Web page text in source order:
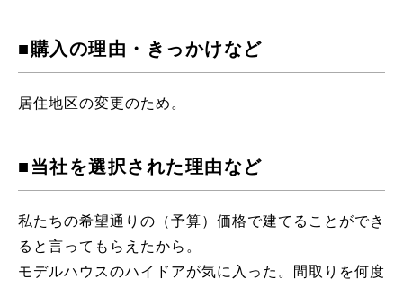
■購入の理由・きっかけなど
居住地区の変更のため。
■当社を選択された理由など
私たちの希望通りの（予算）価格で建てることができ
ると言ってもらえたから。
モデルハウスのハイドアが気に入った。間取りを何度